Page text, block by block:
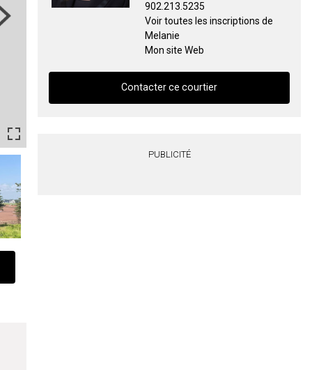
902.213.5235
Voir toutes les inscriptions de
Melanie
Mon site Web
Contacter ce courtier
PUBLICITÉ